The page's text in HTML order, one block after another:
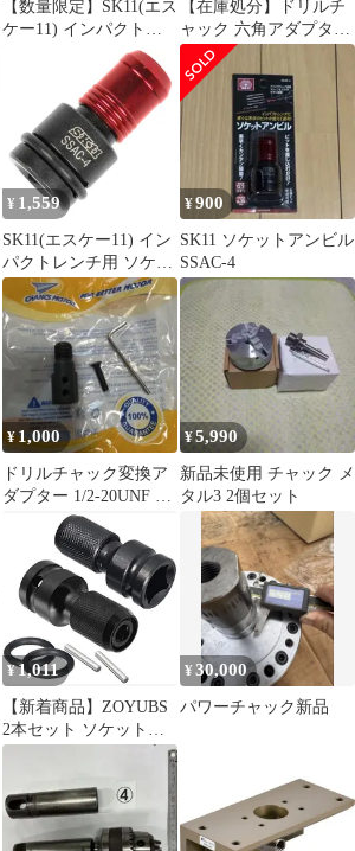
【数量限定】SK11(エス
ケー11) インパクトレ
ンチ用 ソケットアンビ
ルチャック 差込角
12.7mm SSAC-4
【在庫処分】ドリルチ
ャック 六角アダプター
クイックリリースイン
パクトコンバーター ド
ライブから1/4六角シャ
ンクドリルコンバータ
ー 1/2 インパクトドラ
イバー インパクトドラ
イバー 1/2 レンチソケ
ットアダプター ドリル
チャックコンバーター
アダプター
¥ 1,559
SK11(エスケー11) イン
パクトレンチ用 ソケッ
トアンビルチャック 差
込角12.7mm SSAC-4
¥900
SK11 ソケットアンビル
SSAC-4
¥1,000
ドリルチャック変換ア
ダプター 1/2-20UNF ミ
ニチャック用 六角レン
¥5,990
新品未使用 チャック メ
タル3 2個セット
¥1,011
【新着商品】ZOYUBS
2本セット ソケットア
ダプター 1/2’’四
角-1/4’’六角軸ソケット
アダプター シャンクア
ダプター 2ピース 6.35
ｍｍ六角 12.7ｍｍ四角
¥30,000
パワーチャック新品